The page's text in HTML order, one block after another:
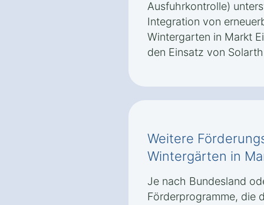
Ausfuhrkontrolle)
Integration von
Wintergarten in Markt
den Einsatz von
Weitere
Wintergärten in
Je nach Bundesland
Förderprogramme, die